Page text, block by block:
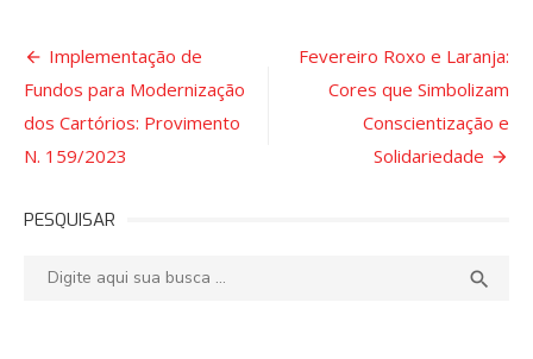
Navegação
de
Post
Implementação de
Fundos para Modernização
dos Cartórios: Provimento
N. 159/2023
Fevereiro Roxo e Laranja:
Cores que Simbolizam
Conscientização e
Solidariedade
PESQUISAR
Pesquisar: 